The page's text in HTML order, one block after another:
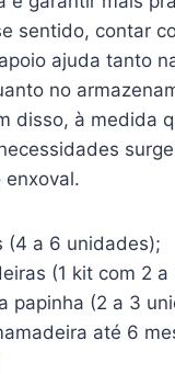
sentido, contar
ajuda tanto
no
disso, à medida
enxoval.
(4 a 6 unidades);
(1 kit com 2
papinha (2 a 3
até 6